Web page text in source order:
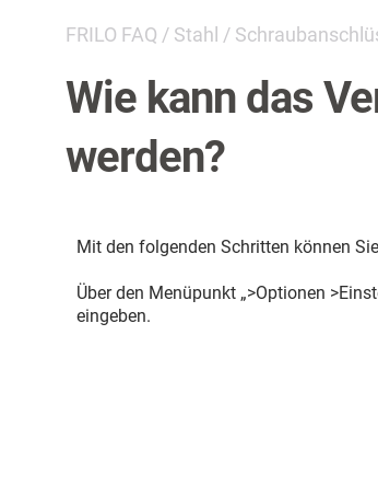
FRILO FAQ / Stahl /
Wie kann das
werden?
Mit den folgenden Schritten können
Über den Menüpunkt „>Optionen
eingeben.